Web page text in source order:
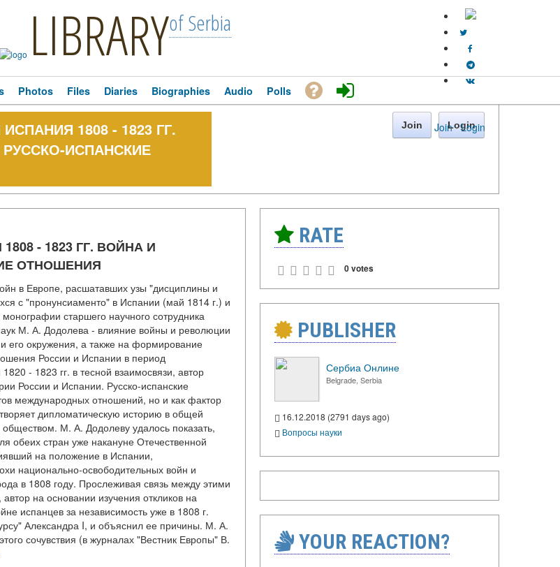
LIBRARYof Serbia
Join · Login
Photos Files Diaries Biographies Audio Polls
1808 - 1823 ГГ.
ИСПАНСКИЕ
Join Login
- 1823 ГГ. ВОЙНА И
ОТНОШЕНИЯ
в Европе, расшатавших узы "дисциплины и
с "пронунсиаменто" в Испании (май 1814 г.) и
старшего научного сотрудника
М. А. Додолева - влияние войны и революции
его окружения, а также на формирование
России и Испании в период
- 1823 гг. в тесной взаимосвязи, автор
России и Испании. Русско-испанские
международных отношений, но и как фактор
дипломатическую историю в общей
обществом. М. А. Додолеву удалось показать,
обеих стран уже накануне Отечественной
на положение в Испании,
национально-освободительных войн и
в 1808 году. Прослеживая связь между этими
на основании изучения откликов на
испанцев за независимость уже в 1808 г.
Александра I, и объяснил ее причины. М. А.
сочувствия (в журналах "Вестник Европы" В.
RATE
0 votes
PUBLISHER
Сербиа Онлине
Belgrade, Serbia
16.12.2018 (2791 days ago)
Вопросы науки
YOUR REACTION?